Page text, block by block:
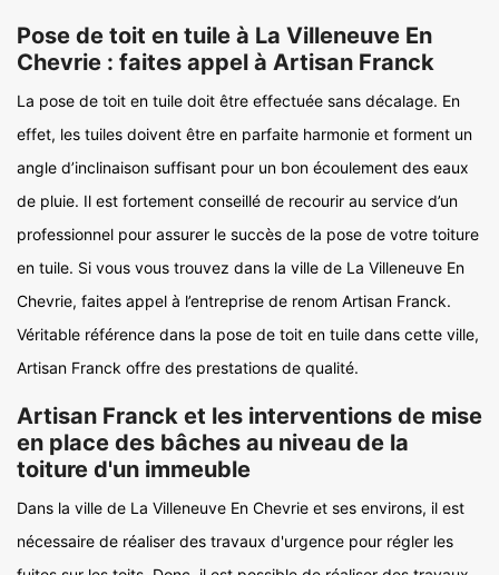
Pose de toit en tuile à La Villeneuve En
Chevrie : faites appel à Artisan Franck
La pose de toit en tuile doit être effectuée sans décalage. En
effet, les tuiles doivent être en parfaite harmonie et forment un
angle d’inclinaison suffisant pour un bon écoulement des eaux
de pluie. Il est fortement conseillé de recourir au service d’un
professionnel pour assurer le succès de la pose de votre toiture
en tuile. Si vous vous trouvez dans la ville de La Villeneuve En
Chevrie, faites appel à l’entreprise de renom Artisan Franck.
Véritable référence dans la pose de toit en tuile dans cette ville,
Artisan Franck offre des prestations de qualité.
Artisan Franck et les interventions de mise
en place des bâches au niveau de la
toiture d'un immeuble
Dans la ville de La Villeneuve En Chevrie et ses environs, il est
nécessaire de réaliser des travaux d'urgence pour régler les